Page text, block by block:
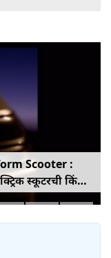
Scooter :
स्कूटरची किंमत
कोणती